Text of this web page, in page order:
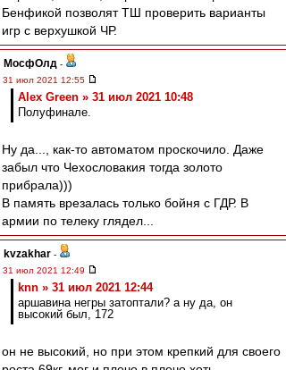
Бенфикой позволят ТШ проверить варианты
игр с верхушкой ЧР.
МосфОлд -
31 июл 2021 12:55
Alex Green » 31 июл 2021 10:48
Полуфинале.
Ну да..., как-то автоматом проскочило. Даже
забыл что Чехословакия тогда золото
прибрала)))
В память врезалась только бойня с ГДР. В
армии по телеку глядел...
kvzakhar -
31 июл 2021 12:49
knn » 31 июл 2021 12:44
аршавина негры затоптали? а ну да, он
высокий был, 172
он не высокий, но при этом крепкий для своего